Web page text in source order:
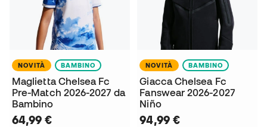
NOVITÀ BAMBINO
Maglietta Chelsea Fc
Pre-Match 2026-2027 da
Bambino
64,99 €
NOVITÀ BAMBINO
Giacca Chelsea Fc
Fanswear 2026-2027
Niño
94,99 €